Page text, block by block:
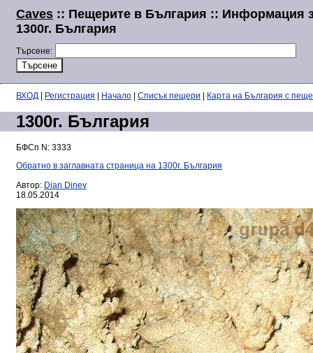
Caves :: Пещерите в България :: Информация
1300г. България
Търсене:
ВХОД Регистрация Начало Списък пещери Карта на България с
1300г. България
БФСп N: 3333
Обратно в заглавната страница на 1300г. България
Автор: Dian Dinev
18.05.2014